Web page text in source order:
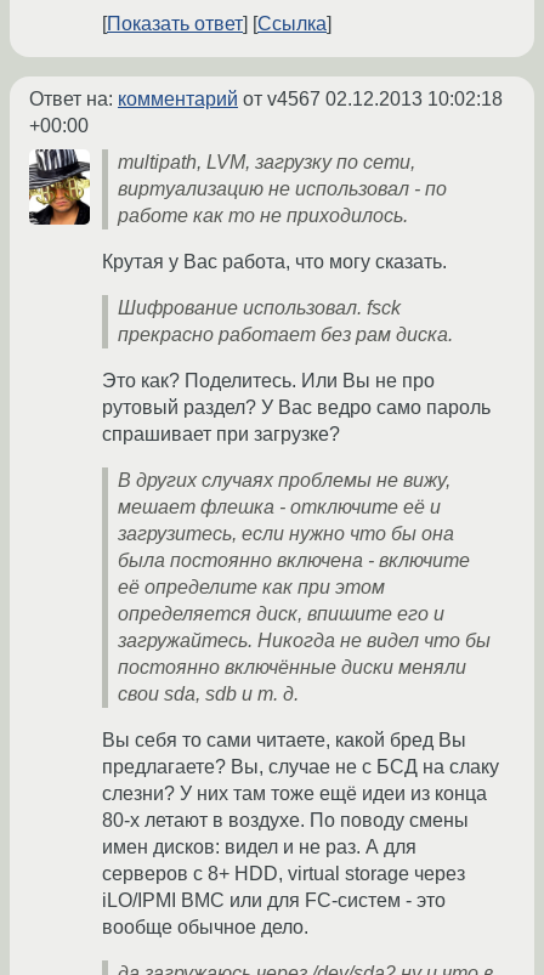
Показать ответ Ссылка
Ответ на: комментарий от v4567 02.12.2013 10:02:18
+00:00
multipath, LVM, загрузку по сети,
виртуализацию не использовал - по
работе как то не приходилось.
Крутая у Вас работа, что могу сказать.
Шифрование использовал. fsck
прекрасно работает без рам диска.
Это как? Поделитесь. Или Вы не про
рутовый раздел? У Вас ведро само пароль
спрашивает при загрузке?
В других случаях проблемы не вижу,
мешает флешка - отключите её и
загрузитесь, если нужно что бы она
была постоянно включена - включите
её определите как при этом
определяется диск, впишите его и
загружайтесь. Никогда не видел что бы
постоянно включённые диски меняли
свои sda, sdb и т. д.
Вы себя то сами читаете, какой бред Вы
предлагаете? Вы, случае не с БСД на слаку
слезни? У них там тоже ещё идеи из конца
80-х летают в воздухе. По поводу смены
имен дисков: видел и не раз. А для
серверов с 8+ HDD, virtual storage через
iLO/IPMI BMC или для FC-систем - это
вообще обычное дело.